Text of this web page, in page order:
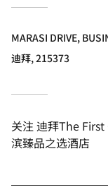
MARASI DRIVE,
迪拜, 215373
关注迪拜The
滨臻品之选酒店